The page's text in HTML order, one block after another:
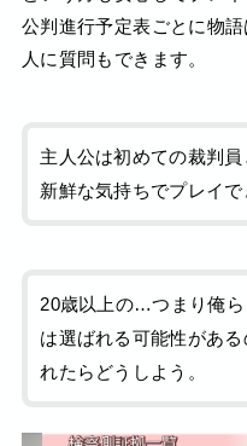
公判進行予定表ごとに物
人に質問もできます。
主人公は初めての裁判
新鮮な気持ちでプレイで
20歳以上の…つまり俺
は選ばれる可能性があ
れたらどうしよう。